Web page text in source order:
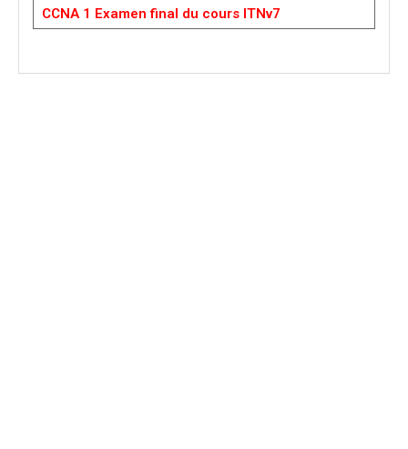
CCNA 1 Examen final du cours ITNv7